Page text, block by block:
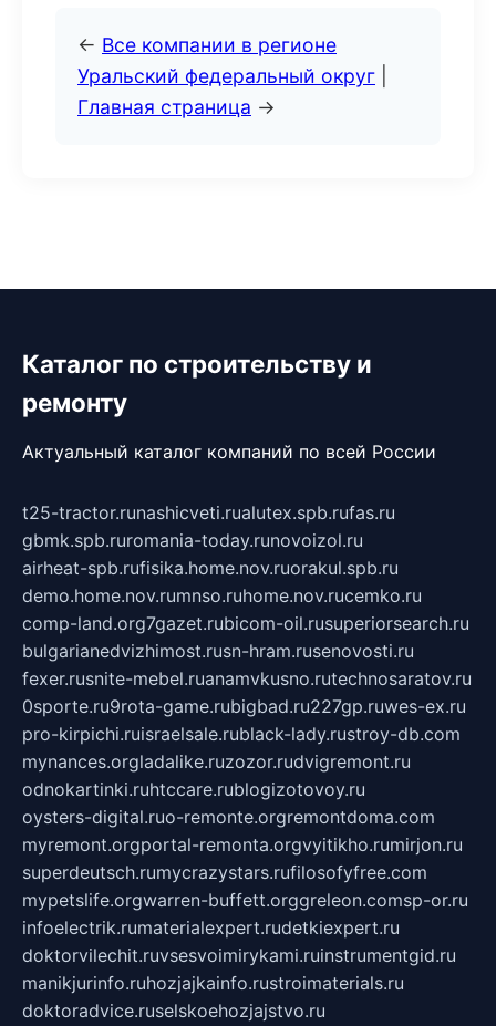
← Все компании в регионе
Уральский федеральный округ
Главная страница →
Каталог по строительству и
ремонту
Актуальный каталог компаний по всей России
t25-tractor.runashicveti.rualutex.spb.rufas.ru
gbmk.spb.ruromania-today.runovoizol.ru
airheat-spb.rufisika.home.nov.ruorakul.spb.ru
demo.home.nov.rumnso.ruhome.nov.rucemko.ru
comp-land.org7gazet.rubicom-oil.rusuperiorsearch.ru
bulgarianedvizhimost.rusn-hram.rusenovosti.ru
fexer.rusnite-mebel.ruanamvkusno.rutechnosaratov.ru
0sporte.ru9rota-game.rubigbad.ru227gp.ruwes-ex.ru
pro-kirpichi.ruisraelsale.rublack-lady.rustroy-db.com
mynances.orgladalike.ruzozor.rudvigremont.ru
odnokartinki.ruhtccare.rublogizotovoy.ru
oysters-digital.ruo-remonte.orgremontdoma.com
myremont.orgportal-remonta.orgvyitikho.rumirjon.ru
superdeutsch.rumycrazystars.rufilosofyfree.com
mypetslife.orgwarren-buffett.orggreleon.comsp-or.ru
infoelectrik.rumaterialexpert.rudetkiexpert.ru
doktorvilechit.ruvsesvoimirykami.ruinstrumentgid.ru
manikjurinfo.ruhozjajkainfo.rustroimaterials.ru
doktoradvice.ruselskoehozjajstvo.ru